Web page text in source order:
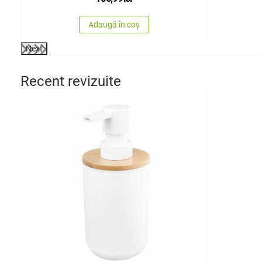
Adaugă în coș
Next
Recent revizuite